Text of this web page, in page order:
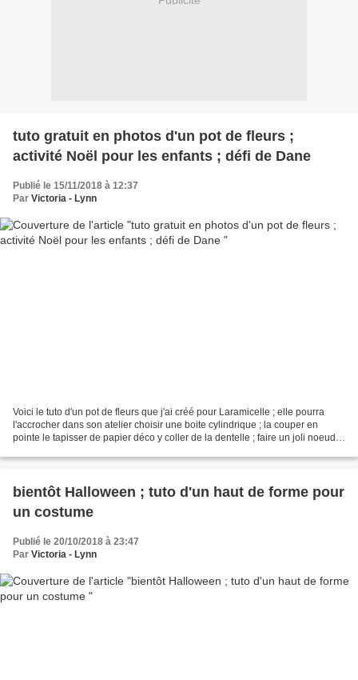
tuto gratuit en photos d'un pot de fleurs ;
activité Noël pour les enfants ; défi de Dane
Publié le 15/11/2018 à 12:37
Par Victoria - Lynn
Voici le tuto d'un pot de fleurs que j'ai créé pour Laramicelle ; elle pourra
l'accrocher dans son atelier choisir une boite cylindrique ; la couper en
pointe le tapisser de papier déco y coller de la dentelle ; faire un joli noeud ;
bientôt Halloween ; tuto d'un haut de forme pour
un costume
Publié le 20/10/2018 à 23:47
Par Victoria - Lynn